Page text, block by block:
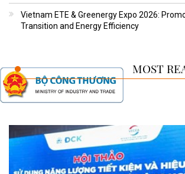
Vietnam ETE & Greenergy Expo 2026:
Transition and Energy Efficiency
MOST